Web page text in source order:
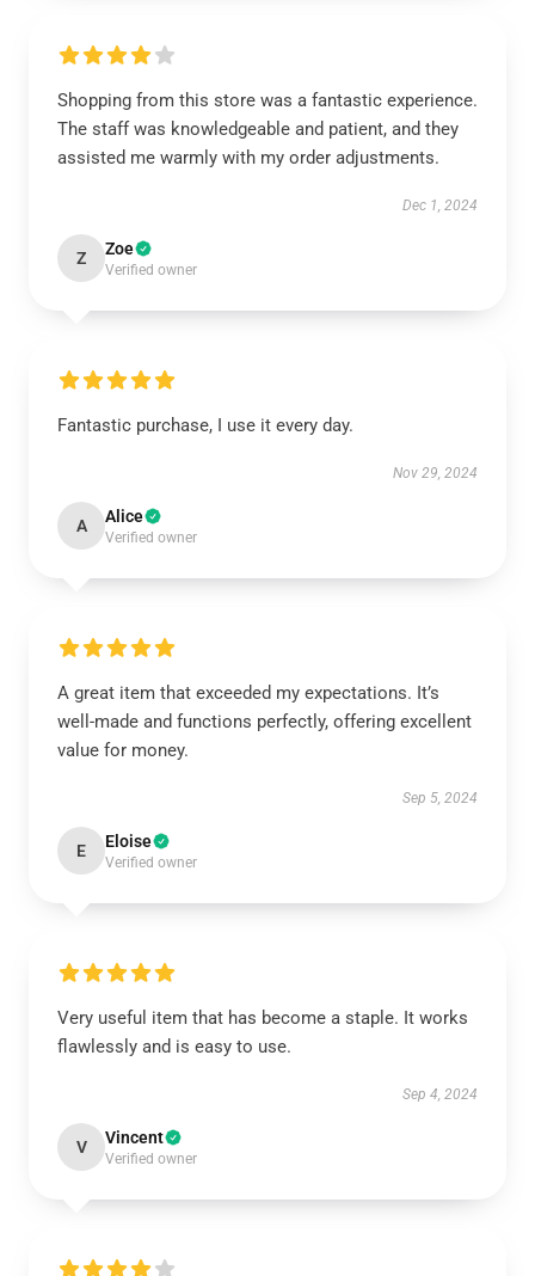
Shopping from this store was a fantastic experience.
The staff was knowledgeable and patient, and they
assisted me warmly with my order adjustments.
Dec 1, 2024
Z Zoe
Verified owner
Fantastic purchase, I use it every day.
Nov 29, 2024
A Alice
Verified owner
A great item that exceeded my expectations. It’s
well-made and functions perfectly, offering excellent
value for money.
Sep 5, 2024
E Eloise
Verified owner
Very useful item that has become a staple. It works
flawlessly and is easy to use.
Sep 4, 2024
V Vincent
Verified owner